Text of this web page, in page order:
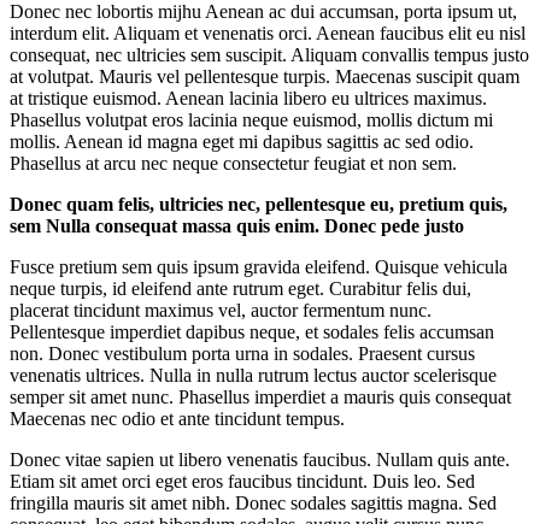
Donec nec lobortis mijhu Aenean ac dui accumsan, porta ipsum ut,
interdum elit. Aliquam et venenatis orci. Aenean faucibus elit eu nisl
consequat, nec ultricies sem suscipit. Aliquam convallis tempus justo
at volutpat. Mauris vel pellentesque turpis. Maecenas suscipit quam
at tristique euismod. Aenean lacinia libero eu ultrices maximus.
Phasellus volutpat eros lacinia neque euismod, mollis dictum mi
mollis. Aenean id magna eget mi dapibus sagittis ac sed odio.
Phasellus at arcu nec neque consectetur feugiat et non sem.
Donec quam felis, ultricies nec, pellentesque eu, pretium quis,
sem Nulla consequat massa quis enim. Donec pede justo
Fusce pretium sem quis ipsum gravida eleifend. Quisque vehicula
neque turpis, id eleifend ante rutrum eget. Curabitur felis dui,
placerat tincidunt maximus vel, auctor fermentum nunc.
Pellentesque imperdiet dapibus neque, et sodales felis accumsan
non. Donec vestibulum porta urna in sodales. Praesent cursus
venenatis ultrices. Nulla in nulla rutrum lectus auctor scelerisque
semper sit amet nunc. Phasellus imperdiet a mauris quis consequat
Maecenas nec odio et ante tincidunt tempus.
Donec vitae sapien ut libero venenatis faucibus. Nullam quis ante.
Etiam sit amet orci eget eros faucibus tincidunt. Duis leo. Sed
fringilla mauris sit amet nibh. Donec sodales sagittis magna. Sed